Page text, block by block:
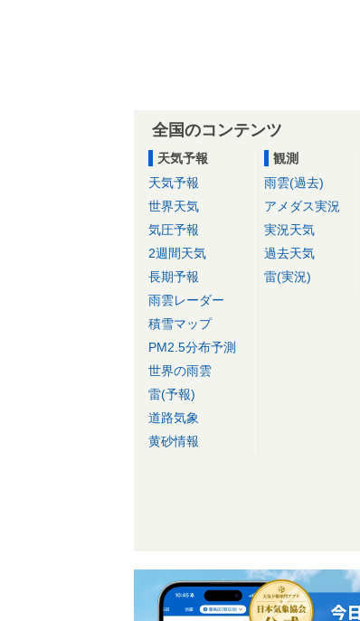
全国のコンテンツ
天気予報
天気予報
世界天気
気圧予報
2週間天気
長期予報
雨雲レーダー
積雪マップ
PM2.5分布予測
世界の雨雲
雷(予報)
道路気象
黄砂情報
観測
雨雲(過去)
アメダス実況
実況天気
過去天気
雷(実況)